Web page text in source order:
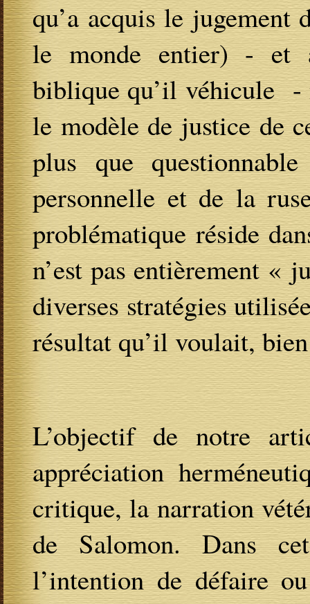
qu’a acquis le jugement
le monde entier) - et
biblique qu’il véhicule -
le modèle de justice de
plus que
personnelle et de la
problématique réside
n’est pas entièrement «
diverses stratégies
résultat qu’il voulait,
L’objectif de notre
appréciation
critique, la narration
de Salomon. Dans
l’intention de défaire